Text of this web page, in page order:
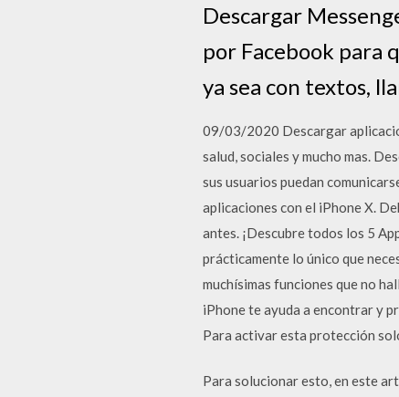
Descargar
por Facebook para
ya sea con textos,
09/03/2020 Descargar
salud, sociales y mucho mas.
sus usuarios puedan
aplicaciones con el iPhone X.
antes. ¡Descubre todos los 5
prácticamente lo único que
muchísimas funciones que no
iPhone te ayuda a encontrar y
Para activar esta protección
Para solucionar esto, en este